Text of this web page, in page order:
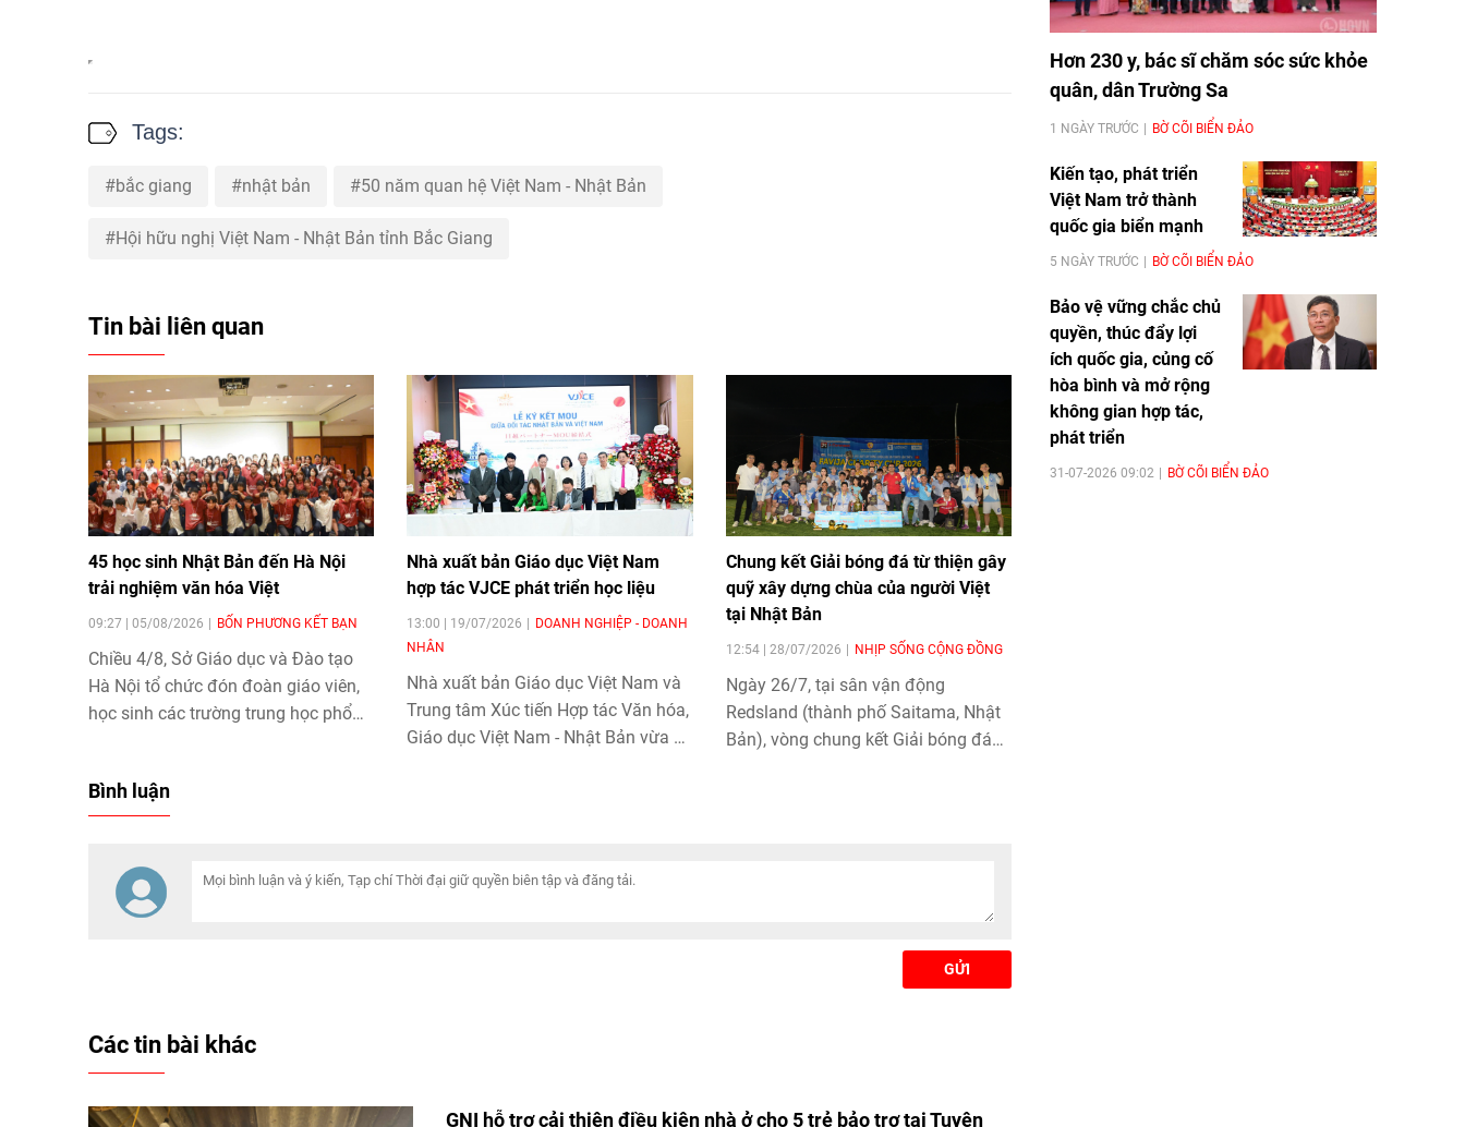
Tags:
bắc giang nhật bản 50 năm quan hệ Việt Nam - Nhật Bản
Hội hữu nghị Việt Nam - Nhật Bản tỉnh Bắc Giang
Tin bài liên quan
45 học sinh Nhật Bản đến Hà Nội
trải nghiệm văn hóa Việt
09:27 | 05/08/2026 BỐN PHƯƠNG KẾT BẠN
Chiều 4/8, Sở Giáo dục và Đào tạo
Hà Nội tổ chức đón đoàn giáo viên,
học sinh các trường trung học phổ
tập quán Việt Nam.
Nhà xuất bản Giáo dục Việt Nam
hợp tác VJCE phát triển học liệu
13:00 | 19/07/2026
DOANH NGHIỆP - DOANH
NHÂN
Nhà xuất bản Giáo dục Việt Nam và
Trung tâm Xúc tiến Hợp tác Văn hóa,
Giáo dục Việt Nam - Nhật Bản vừa ký
hỗ trợ cộng đồng người Việt ở nước
Chung kết Giải bóng đá từ thiện gây
quỹ xây dựng chùa của người Việt
tại Nhật Bản
12:54 | 28/07/2026 NHỊP SỐNG CỘNG ĐỒNG
Ngày 26/7, tại sân vận động
Redsland (thành phố Saitama, Nhật
Bản), vòng chung kết Giải bóng đá
Bình luận
GỬI
Các tin bài khác
GNI hỗ trợ cải thiện điều kiện nhà ở cho 5 trẻ bảo trợ tại Tuyên
Hơn 230 y, bác sĩ chăm sóc sức khỏe
quân, dân Trường Sa
1 NGÀY TRƯỚC BỜ CÕI BIỂN ĐẢO
Kiến tạo, phát triển
Việt Nam trở thành
quốc gia biển mạnh
5 NGÀY TRƯỚC BỜ CÕI BIỂN ĐẢO
Bảo vệ vững chắc chủ
quyền, thúc đẩy lợi
ích quốc gia, củng cố
hòa bình và mở rộng
không gian hợp tác,
phát triển
31-07-2026 09:02 BỜ CÕI BIỂN ĐẢO